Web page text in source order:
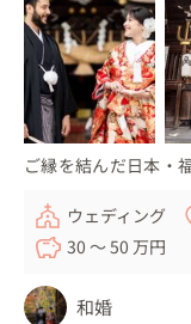
ご縁を結んだ日本・
ウェディング
30 〜 50 万円
和婚